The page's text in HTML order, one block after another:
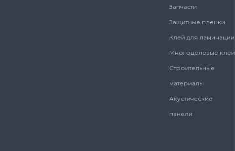
Запчасти
Защитные пленки
Клей для ламинации
Многоцелевые клеи
Строительные
материалы
Акустические
панели